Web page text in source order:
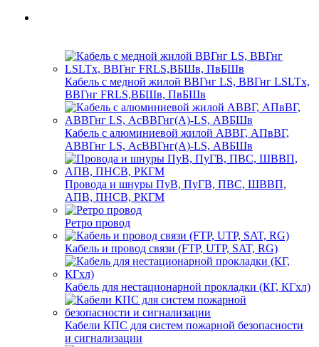
Кабель с медной жилой ВВГнг LS, ВВГнг LSLTx,
ВВГнг FRLS,ВБШв, ПвБШв
Кабель с алюминиевой жилой АВВГ, АПвВГ,
АВВГнг LS, АсВВГнг(А)-LS, АВБШв
Провода и шнуры ПуВ, ПуГВ, ПВС, ШВВП,
АПВ, ПНСВ, РКГМ
Ретро провод
Кабель и провод связи (FTP, UTP, SAT, RG)
Кабель для нестационарной прокладки (КГ, КГхл)
Кабели КПС для систем пожарной безопасности
и сигнализации